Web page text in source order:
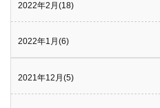
2022年2月(18)
2022年1月(6)
2021年12月(5)